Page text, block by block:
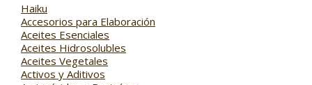
Haiku
Accesorios para Elaboración
Aceites Esenciales
Aceites Hidrosolubles
Aceites Vegetales
Activos y Aditivos